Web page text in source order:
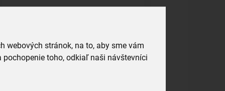
webových stránok, na to, aby sme vám
toho, odkiaľ naši návštevníci